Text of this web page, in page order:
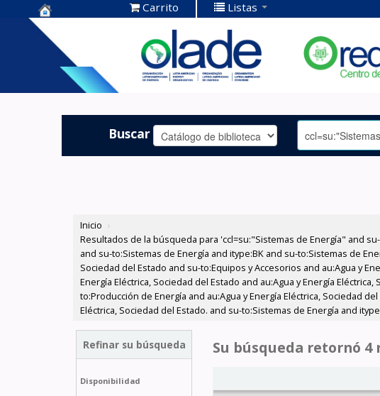
Centro de
Documentación
OLADE -
Carrito Listas
Buscar
Inicio ›
Resultados de la búsqueda para 'ccl=su:"Sistemas de Energía" and
and su-to:Sistemas de Energía and itype:BK and su-to:Sistemas de
Sociedad del Estado and su-to:Equipos y Accesorios and au:Agua y
Energía Eléctrica, Sociedad del Estado and au:Agua y Energía
to:Producción de Energía and au:Agua y Energía Eléctrica, Sociedad
Eléctrica, Sociedad del Estado. and su-to:Sistemas de Energía and
Refinar su búsqueda
Disponibilidad
Su búsqueda retornó 4